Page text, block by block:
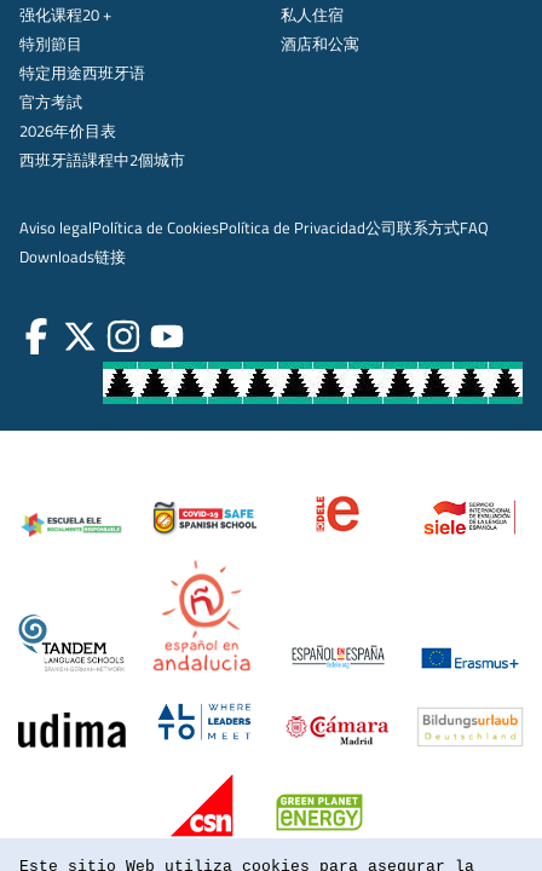
强化课程20 +
特別節目
特定用途西班牙语
官方考試
2026年价目表
西班牙語課程中2個城市
私人住宿
酒店和公寓
Aviso legalPolítica de CookiesPolítica de Privacidad公司联系方式FAQ
Downloads链接
Este sitio Web utiliza cookies para asegurar la